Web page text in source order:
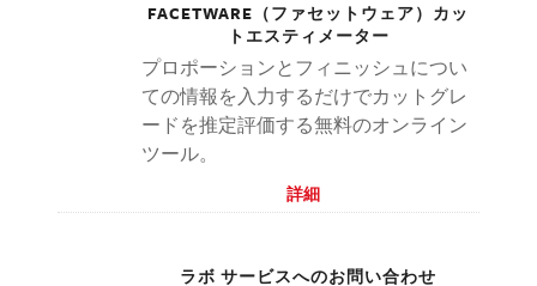
FACETWARE（ファセットウェア）カッ
トエスティメーター
プロポーションとフィニッシュについ
ての情報を入力するだけでカットグレ
ードを推定評価する無料のオンライン
ツール。
詳細
ラボ サービスへのお問い合わせ